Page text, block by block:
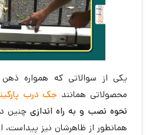
یکی از سوالاتی که همواره
محصولاتی همانند جک درب
نحوه نصب و به راه اندازیچنین
همانطور از ظاهرشان نیز